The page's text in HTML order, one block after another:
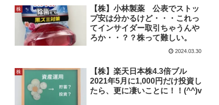
株
【株】小林製薬 公表でストッ
プ安は分かるけど・・・これっ
てインサイダー取引ちゃうんや
ろか・・？？株って難しい。
2024.03.30
株
【株】楽天日本株4.3倍ブル
2021年5月に1,000円だけ投資し
たら、更に凄いことに！！(^^)v